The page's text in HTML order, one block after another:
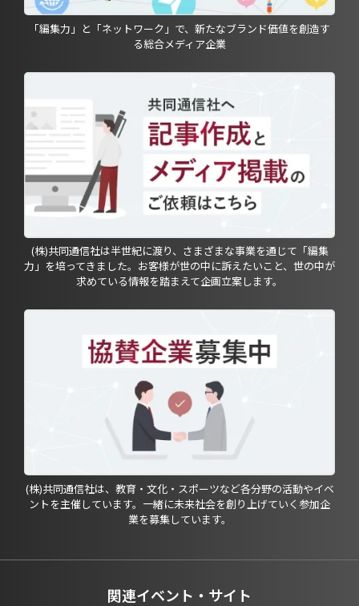
「編集力」と「ネットワーク」で、新たなブランド価値を創造す
る総合メディア企業
(株)共同通信社は半世紀に渡り、さまざまな事業を通じて「編集
力」を培ってきました。お客様が世の中に訴えたいこと、世の中が
求めている情報を踏まえて企画立案します。
(株)共同通信社は、教育・文化・スポーツなど各分野の活動やイベ
ントを主催しています。一緒に未来社会を創り上げていく参加企
業を募集しています。
関連イベント・サイト